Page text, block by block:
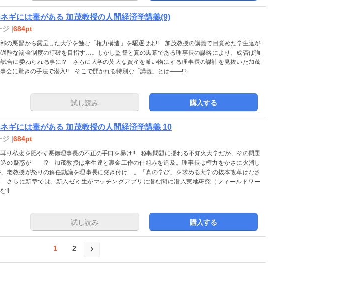
ギには毒がある 加茂教授の人間経済学講義(9)
ジ |684pt
の悪習から露呈した大学を蝕む「権力構造」を駆逐せよ!! 加茂教授の講義で目覚めた学生達が
酷な罰金制度の打破を目指す…。しかし監督と真の黒幕である理事長の謀略により、成否は強
合に委ねられる事に!? さらに大学の莫大な資産を喰い物にする理事長の謀計を見抜いた加茂
事会に驚きの手法で潜入!! そこで開かれる特別な「講義」とは――!?
試し読み 購入する
ギには毒がある 加茂教授の人間経済学講義 10
ジ |684pt
り私腹を肥やす悪徳理事長の不正の手口を暴け!! 移転問題に揺れる不知火大学だが、その問題
造の疑惑が――!? 加茂教授は学生達と裏金工作の仕組みを追及。理事長は権力をかさに火消し
老教授が怒りの解任動議を理事長に突き付け…。「真の学び」を求める大学の抜本改革はなさ
さらに新章では、新入ゼミ生がマッチングアプリに潜む闇に潜入実地研究（フィールドワー
!!
試し読み 購入する
1 2